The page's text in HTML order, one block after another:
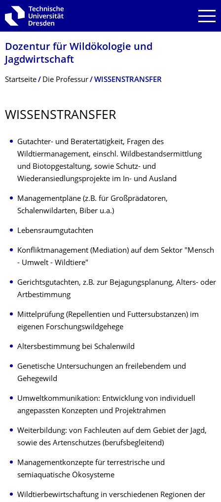
Zur Hauptnavigation springen
Zur Suche springen
Zum Inhalt springen
Dozentur für Wildökologie und
Jagdwirtschaft
Breadcrumb-Menü
Startseite Die Professur WISSENSTRANSFER
WISSENSTRANSFER
Gutachter- und Beratertätigkeit, Fragen des
Wildtiermanagement, einschl. Wildbestandsermittlung
und Biotopgestaltung, sowie Schutz- und
Wiederansiedlungsprojekte im In- und Ausland
Managementpläne (z.B. für Großprädatoren,
Schalenwildarten, Biber u.a.)
Lebensraumgutachten
Konfliktmanagement (Mediation) auf dem Sektor "Mensch
- Umwelt - Wildtiere"
Gerichtsgutachten, z.B. zur Bejagungsplanung, Alters- oder
Artbestimmung
Mittelprüfung (Repellentien und Futtersubstanzen) im
eigenen Forschungswildgehege
Altersbestimmung bei Schalenwild
Genetische Untersuchungen an freilebendem und
Gehegewild
Umweltkommunikation: Entwicklung von individuell
angepassten Konzepten und Projektrahmen
Weiterbildung: von Fachleuten auf dem Gebiet der Jagd,
sowie des Artenschutzes (berufsbegleitend)
Managementkonzepte für terrestrische und
semiaquatische Ökosysteme
Wildtierbewirtschaftung in verschiedenen Regionen der